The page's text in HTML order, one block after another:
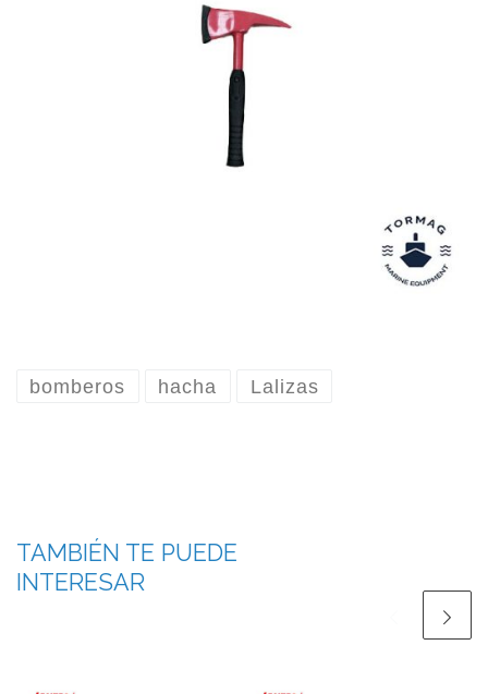
bomberos hacha Lalizas
TAMBIÉN TE PUEDE
INTERESAR